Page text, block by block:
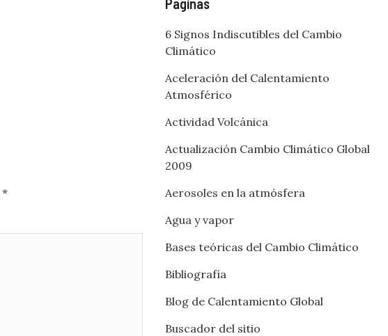
*
Páginas
6 Signos Indiscutibles del Cambio
Climático
Aceleración del Calentamiento
Atmosférico
Actividad Volcánica
Actualización Cambio Climático Global
2009
Aerosoles en la atmósfera
Agua y vapor
Bases teóricas del Cambio Climático
Bibliografía
Blog de Calentamiento Global
Buscador del sitio